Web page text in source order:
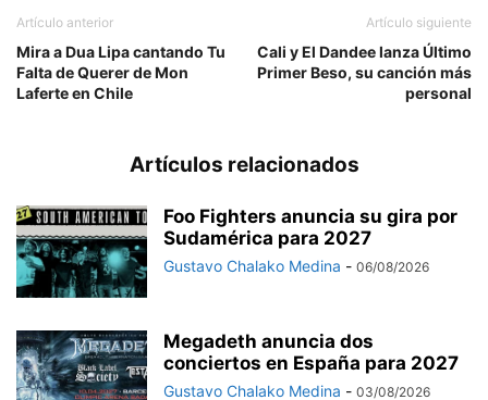
Artículo anterior
Mira a Dua Lipa cantando Tu
Falta de Querer de Mon
Laferte en Chile
Artículo siguiente
Cali y El Dandee lanza Último
Primer Beso, su canción más
personal
Artículos relacionados
Foo Fighters anuncia su gira por
Sudamérica para 2027
Gustavo Chalako Medina - 06/08/2026
Megadeth anuncia dos
conciertos en España para 2027
Gustavo Chalako Medina - 03/08/2026